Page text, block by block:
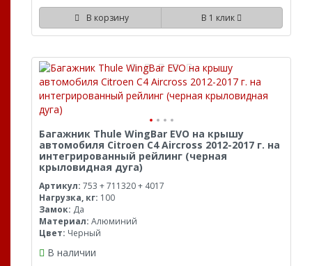
В корзину В 1 клик
Багажник Thule WingBar EVO на крышу
автомобиля Citroen C4 Aircross 2012-2017 г. на
интегрированный рейлинг (черная
крыловидная дуга)
Артикул: 753 + 711320 + 4017
Нагрузка, кг: 100
Замок: Да
Материал: Алюминий
Цвет: Черный
В наличии